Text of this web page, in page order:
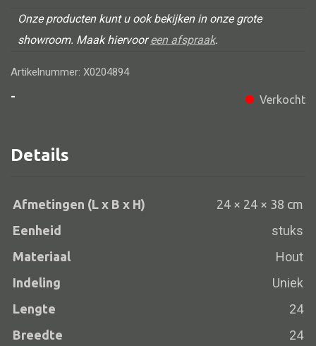
Eetkamer stoel
Barstoel
Stoel overig
Alle banken
Bank gestoffeerd
Bank hout
Bank IJzer
Chaise longues
Onze producten kunt u ook bekijken in onze grote
showroom. Maak hiervooreen afspraak.
Artikelnummer: X0204894
-
Verkocht
Details
Afmetingen (L x B x H)
24 × 24 × 38 cm
Eenheid
stuks
Materiaal Hout
Indeling Uniek
Lengte 24
Breedte 24